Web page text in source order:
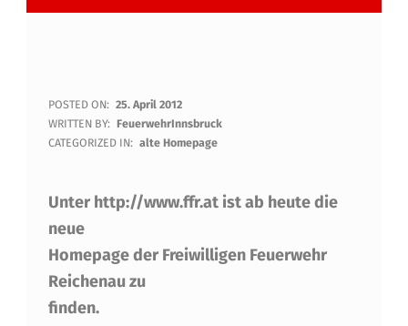
D
I
F
E
U
E
POSTED ON: 25. April 2012
WRITTEN BY: FeuerwehrInnsbruck
CATEGORIZED IN: alte Homepage
Unter http://www.ffr.at ist ab heute die
neue
Homepage der Freiwilligen Feuerwehr
Reichenau zu
finden.